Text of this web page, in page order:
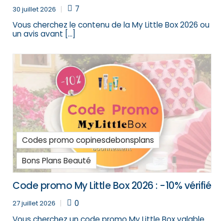
30 juillet 2026
7
Vous cherchez le contenu de la My Little Box 2026 ou
un avis avant […]
Codes promo copinesdebonsplans
Bons Plans Beauté
Code promo My Little Box 2026 : -10% vérifié
27 juillet 2026
0